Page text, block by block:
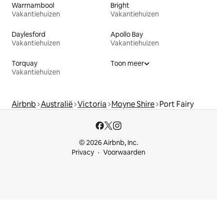
Warrnambool
Vakantiehuizen
Bright
Vakantiehuizen
Daylesford
Vakantiehuizen
Apollo Bay
Vakantiehuizen
Torquay
Vakantiehuizen
Toon meer
Airbnb Australië Victoria Moyne Shire Port Fairy
© 2026 Airbnb, Inc.
Privacy
Voorwaarden